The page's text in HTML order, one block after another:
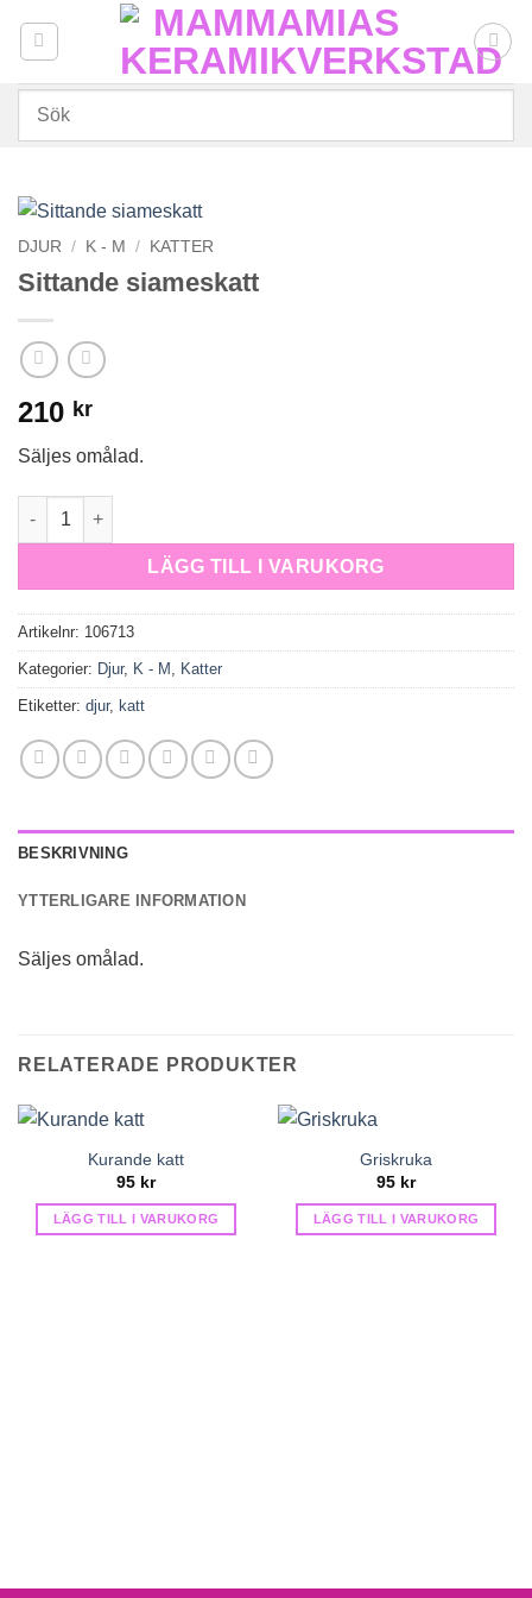
DJUR / K - M / KATTER
Sittande siameskatt
210 kr
Säljes omålad.
Sittande siameskatt mängd
LÄGG TILL I VARUKORG
Artikelnr: 106713
Kategorier: Djur, K - M , Katter
Etiketter: djur, katt
BESKRIVNING
YTTERLIGARE INFORMATION
Säljes omålad.
RELATERADE PRODUKTER
Kurande katt
95 kr
LÄGG TILL I VARUKORG
Griskruka
95 kr
LÄGG TILL I VARUKORG